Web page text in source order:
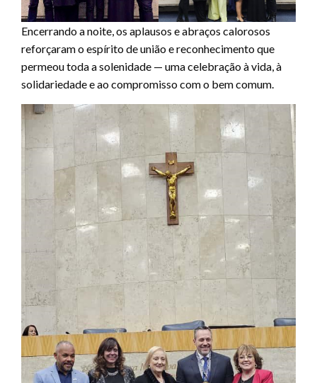
Encerrando a noite, os aplausos e abraços calorosos
reforçaram o espírito de união e reconhecimento que
permeou toda a solenidade — uma celebração à vida, à
solidariedade e ao compromisso com o bem comum.